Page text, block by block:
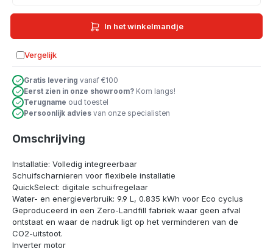
In het winkelmandje
Vergelijk
Toevoegen aan vergelijking
Gratis levering vanaf €100
Eerst zien in onze showroom? Kom langs!
Terugname oud toestel
Persoonlijk advies van onze specialisten
Omschrijving
Installatie: Volledig integreerbaar
Schuifscharnieren voor flexibele installatie
QuickSelect: digitale schuifregelaar
Water- en energieverbruik: 9.9 L, 0.835 kWh voor Eco cyclus
Geproduceerd in een Zero-Landfill fabriek waar geen afval
ontstaat en waar de nadruk ligt op het verminderen van de
CO2-uitstoot.
Inverter motor